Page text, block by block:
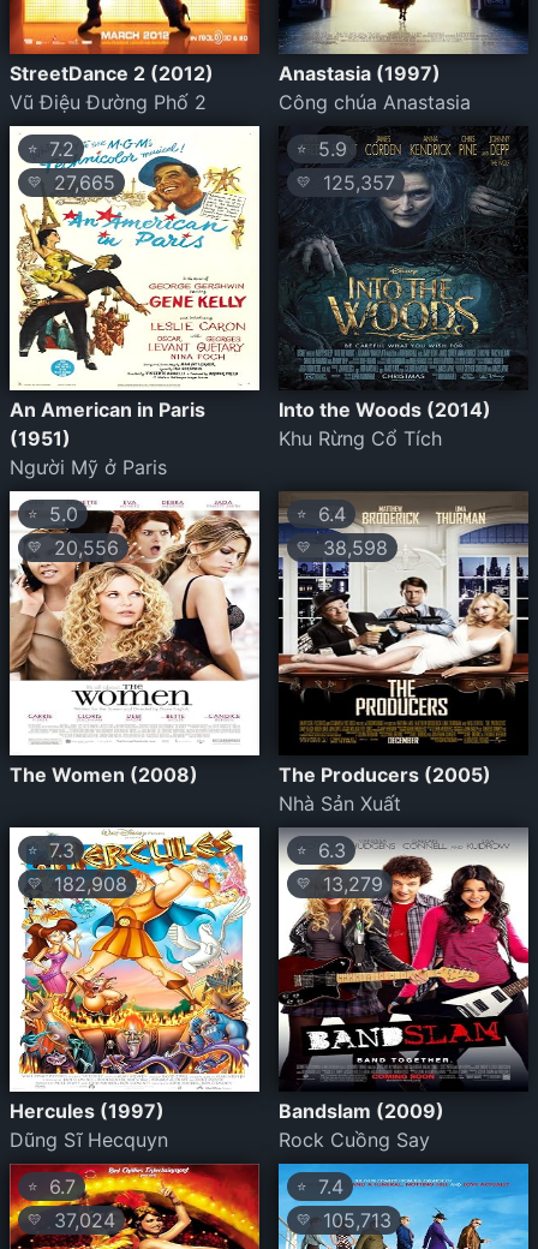
StreetDance 2 (2012)
Vũ Điệu Đường Phố 2
Anastasia (1997)
Công chúa Anastasia
⭐ 7.2
💛 27,665
An American in Paris
(1951)
Người Mỹ ở Paris
⭐ 5.9
💛 125,357
Into the Woods (2014)
Khu Rừng Cổ Tích
⭐ 5.0
💛 20,556
The Women (2008)
⭐ 6.4
💛 38,598
The Producers (2005)
Nhà Sản Xuất
⭐7.3
💛 182,908
Hercules (1997)
Dũng Sĩ Hecquyn
⭐ 6.3
💛 13,279
Bandslam (2009)
Rock Cuồng Say
⭐ 6.7
💛 37,024
⭐ 7.4
💛105,713